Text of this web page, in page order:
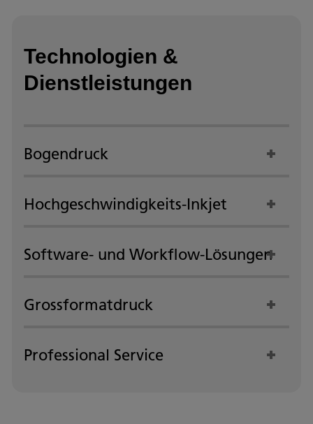
Softwarelösungen, technische Dienstleistungen und
Fachwissen im Digitaldruck, die Ihr Unternehmen auf die
nächste Stufe führen können. Wir betreuen mehr als 7.000
Kunden in der gesamten EMEA-Region (Europa, Naher Osten
Technologien &
Dienstleistungen
Bogendruck
Hochgeschwindigkeits-Inkjet
Software- und Workflow-Lösungen
Grossformatdruck
Professional Service